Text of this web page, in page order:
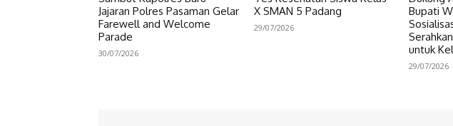
Jajaran Polres Pasaman Gelar
Farewell and Welcome
Parade
30/07/2026
X SMAN 5 Padang
29/07/2026
Bupati
untuk
29/07/2026